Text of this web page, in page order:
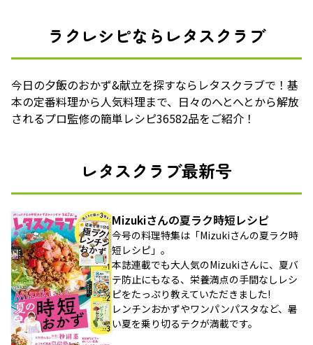
ラクレシピならレタスクラブ
今日の夕飯のおかず&献立を探すならレタスクラブで！基
本の定番料理から人気料理まで、日々のへとへとから解放
されるプロ監修の簡単レシピ36582品をご紹介！
レタスクラブ最新号
Mizukiさんの夏ラク時短レシピ
今号の料理特集は「Mizukiさんの夏ラク時
短レシピ」。
本誌連載でも大人気のMizukiさんに、夏バ
テ防止にもなる、栄養満点の手間なしレシ
ピをたっぷり教えていただきました!
レンチンおかずやワンパンパスタなど、暑
い夏を乗り切るテクが満載です。